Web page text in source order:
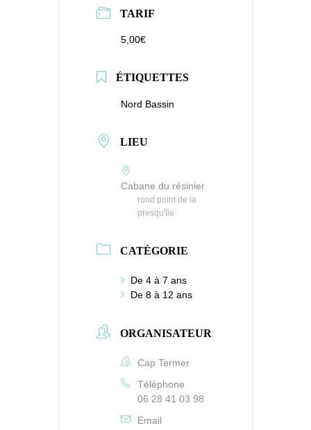
TARIF
5,00€
ÉTIQUETTES
Nord Bassin
LIEU
Cabane du résinier
rond point de la
presqu'île
CATÉGORIE
De 4 à 7 ans
De 8 à 12 ans
ORGANISATEUR
Cap Termer
Téléphone
06 28 41 03 98
Email